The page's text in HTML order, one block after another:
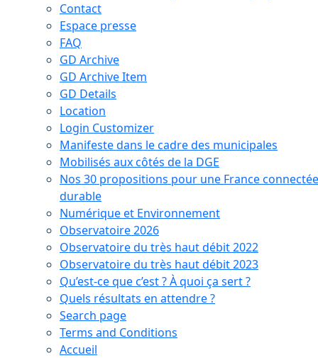
Contact
Espace presse
FAQ
GD Archive
GD Archive Item
GD Details
Location
Login Customizer
Manifeste dans le cadre des municipales
Mobilisés aux côtés de la DGE
Nos 30 propositions pour une France
durable
Numérique et Environnement
Observatoire 2026
Observatoire du très haut débit 2022
Observatoire du très haut débit 2023
Qu’est-ce que c’est ? À quoi ça sert ?
Quels résultats en attendre ?
Search page
Terms and Conditions
Accueil